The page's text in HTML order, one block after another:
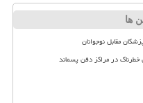
ها
مقابل نوجوانان
در مراکز دفن پسماند